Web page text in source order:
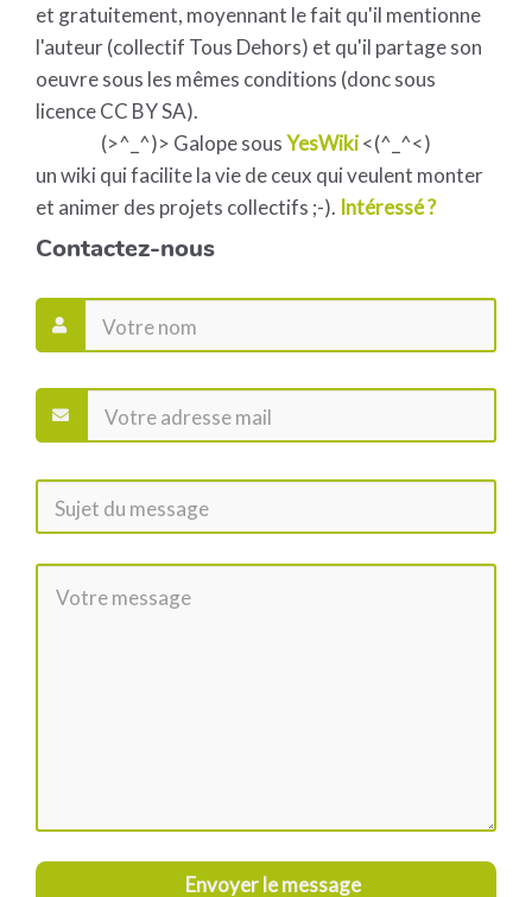
et gratuitement, moyennant le fait qu'il mentionne
l'auteur (collectif Tous Dehors) et qu'il partage son
oeuvre sous les mêmes conditions (donc sous
licence CC BY SA).
(>^_^)> Galope sousYesWiki<(^_^<)
un wiki qui facilite la vie de ceux qui veulent monter
et animer des projets collectifs ;-). Intéressé ?
Contactez-nous
Envoyer le message